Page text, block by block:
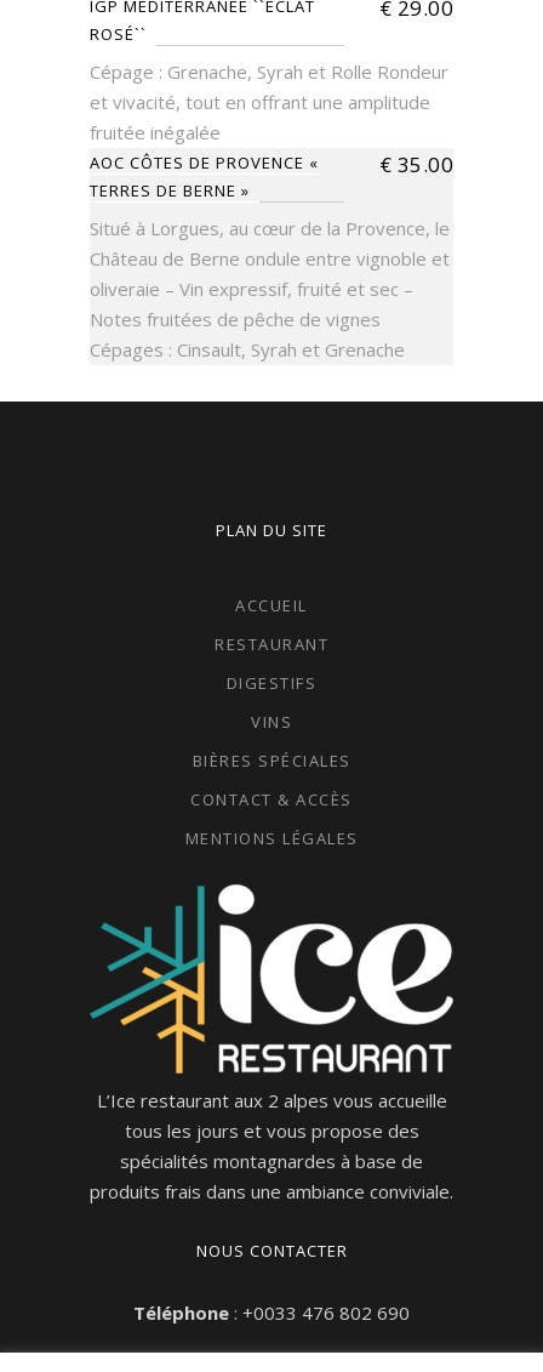
IGP MÉDITERRANÉE ``ECLAT
ROSÉ``
€ 29.00
Cépage : Grenache, Syrah et Rolle Rondeur
et vivacité, tout en offrant une amplitude
fruitée inégalée
AOC CÔTES DE PROVENCE «
TERRES DE BERNE »
€ 35.00
Situé à Lorgues, au cœur de la Provence, le
Château de Berne ondule entre vignoble et
oliveraie – Vin expressif, fruité et sec –
Notes fruitées de pêche de vignes
Cépages : Cinsault, Syrah et Grenache
PLAN DU SITE
ACCUEIL
RESTAURANT
DIGESTIFS
VINS
BIÈRES SPÉCIALES
CONTACT & ACCÈS
MENTIONS LÉGALES
L’Ice restaurant aux 2 alpes vous accueille
tous les jours et vous propose des
spécialités montagnardes à base de
produits frais dans une ambiance conviviale.
NOUS CONTACTER
Téléphone : +0033 476 802 690